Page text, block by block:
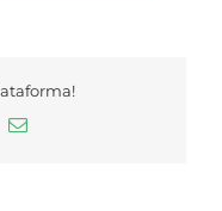
Correo